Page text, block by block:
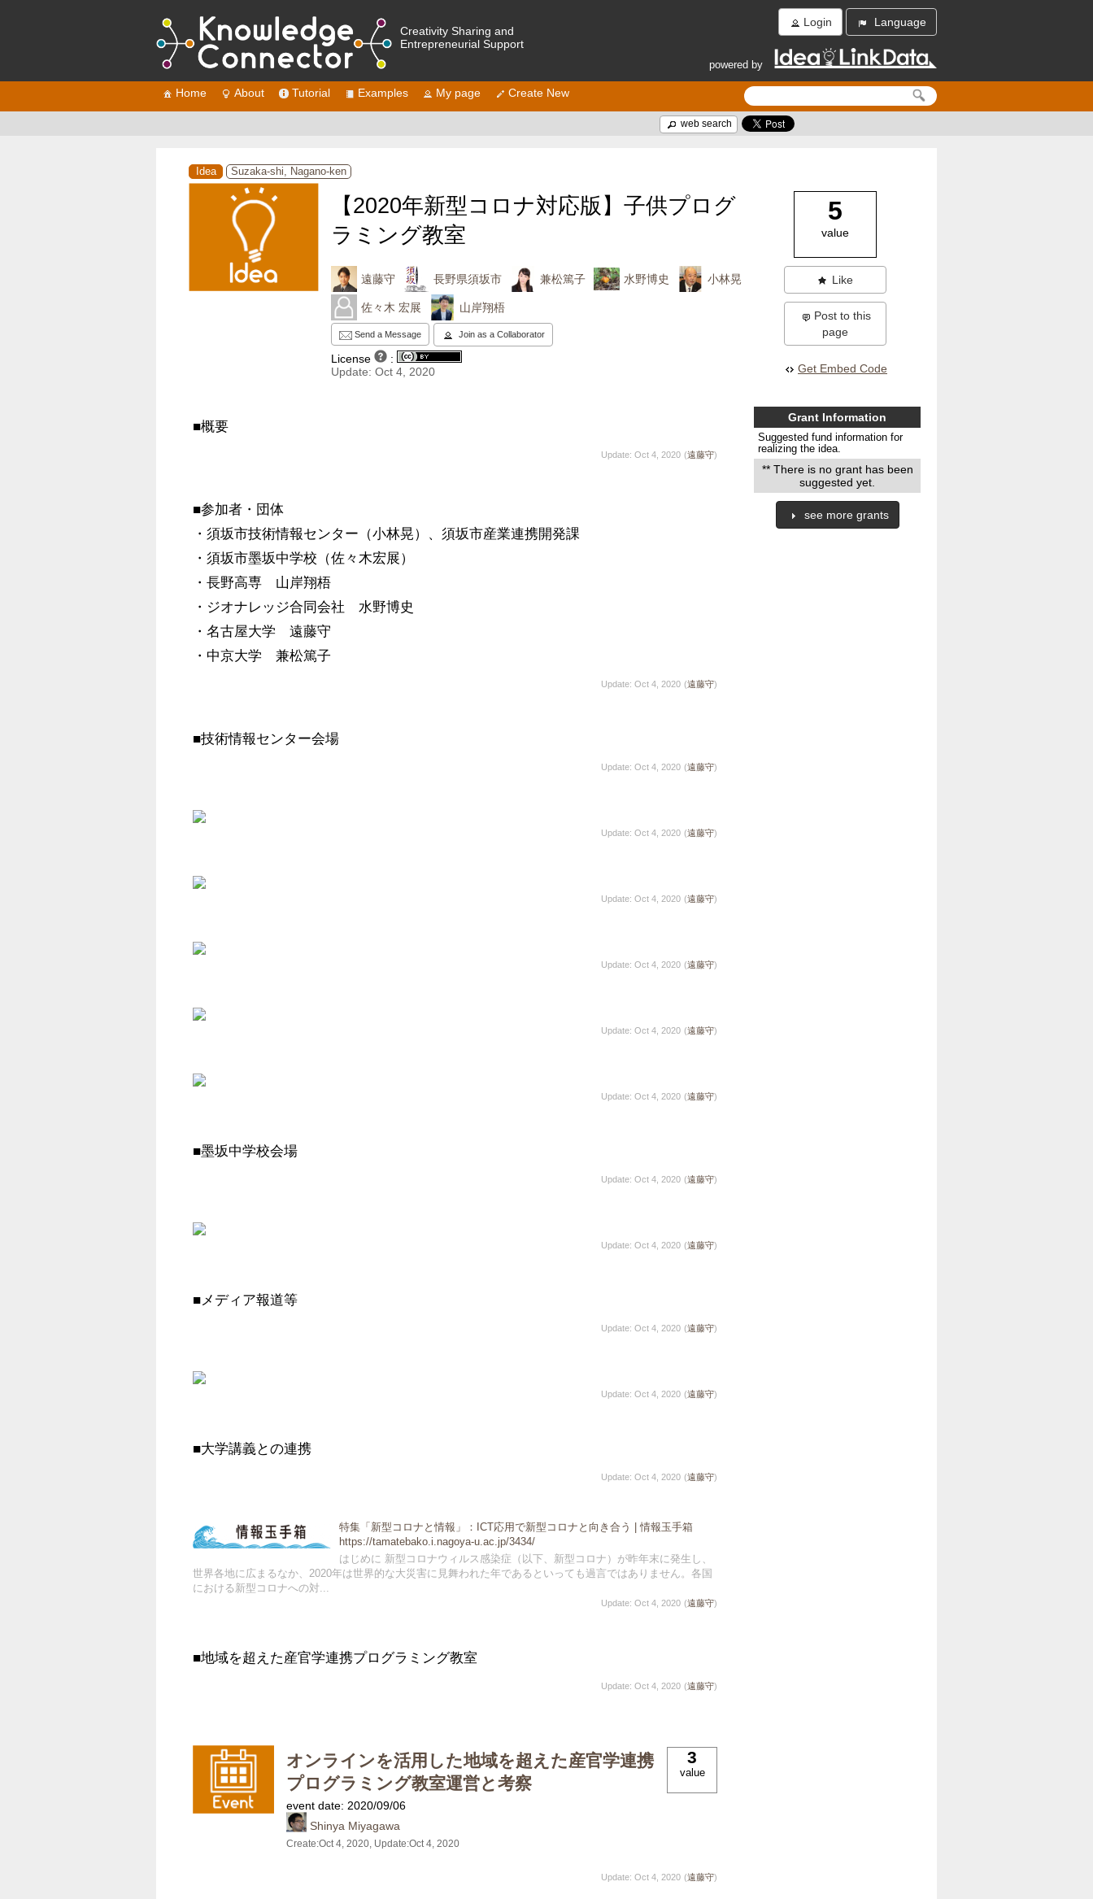
Creativity Sharing and
Entrepreneurial Support
Login Language
powered by
Home About Tutorial Examples My page Create New
web search
Idea Suzaka-shi, Nagano-ken
【2020年新型コロナ対応版】子供プログ
ラミング教室
遠藤守 長野県須坂市 兼松篤子 水野博史 小林晃
佐々木 宏展 山岸翔梧
Send a Message Join as a Collaborator
License
:
Update: Oct 4, 2020
5
value
Like
Post to this
page
Get Embed Code
■概要
Update: Oct 4, 2020 (遠藤守)
■参加者・団体
・須坂市技術情報センター（小林晃）、須坂市産業連携開発課
・須坂市墨坂中学校（佐々木宏展）
・長野高専　山岸翔梧
・ジオナレッジ合同会社　水野博史
・名古屋大学　遠藤守
Update: Oct 4, 2020 (遠藤守)
■技術情報センター会場
Update: Oct 4, 2020 (遠藤守)
Update: Oct 4, 2020 (遠藤守)
Update: Oct 4, 2020 (遠藤守)
Update: Oct 4, 2020 (遠藤守)
Update: Oct 4, 2020 (遠藤守)
Update: Oct 4, 2020 (遠藤守)
■墨坂中学校会場
Update: Oct 4, 2020 (遠藤守)
Update: Oct 4, 2020 (遠藤守)
■メディア報道等
Update: Oct 4, 2020 (遠藤守)
Update: Oct 4, 2020 (遠藤守)
■大学講義との連携
Update: Oct 4, 2020 (遠藤守)
特集「新型コロナと情報」：ICT応用で新型コロナと向き合う | 情報玉手箱
https://tamatebako.i.nagoya-u.ac.jp/3434/
はじめに 新型コロナウィルス感染症（以下、新型コロナ）が昨年末に発生し、
世界各地に広まるなか、2020年は世界的な大災害に見舞われた年であるといっても過言ではありません。各国
における新型コロナへの対...
Update: Oct 4, 2020 (遠藤守)
■地域を超えた産官学連携プログラミング教室
Update: Oct 4, 2020 (遠藤守)
オンラインを活用した地域を超えた産官学連携
プログラミング教室運営と考察
event date: 2020/09/06
Shinya Miyagawa
Create:Oct 4, 2020, Update:Oct 4, 2020
3
value
Update: Oct 4, 2020 (遠藤守)
Grant Information
Suggested fund information for
realizing the idea.
** There is no grant has been
suggested yet.
see more grants